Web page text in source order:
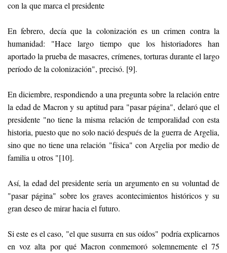
con la que marca el presidente
En febrero, decía que la colonización es un crimen contra la
humanidad: "Hace largo tiempo que los historiadores han
aportado la prueba de masacres, crímenes, torturas durante el largo
período de la colonización", precisó. [9].
En diciembre, respondiendo a una pregunta sobre la relación entre
la edad de Macron y su aptitud para "pasar página", delaró que el
presidente "no tiene la misma relación de temporalidad con esta
historia, puesto que no solo nació después de la guerra de Argelia,
sino que no tiene una relación "física" con Argelia por medio de
familia u otros "[10].
Así, la edad del presidente sería un argumento en su voluntad de
"pasar página" sobre los graves acontecimientos históricos y su
gran deseo de mirar hacia el futuro.
Si este es el caso, "el que susurra en sus oídos" podría explicarnos
en voz alta por qué Macron conmemoró solemnemente el 75